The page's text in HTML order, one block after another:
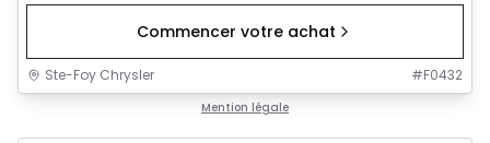
Commencer votre achat
Ste-Foy Chrysler #F0432
Mention légale